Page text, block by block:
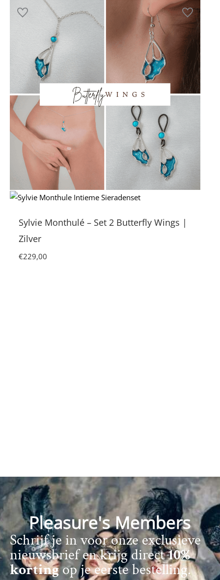
Sylvie Monthulé – Set 2 Butterfly Wings |
Zilver
€229,00
Pleasure's Members
Schrijf je in voor onze exclusieve
nieuwsbrief en krijg direct10%
kortingop je eerste bestelling.